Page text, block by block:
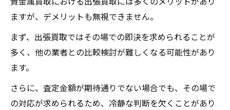
ますが、デメリットも無視できません。
まず、出張買取ではその場での即決を求められることが
多く、他の業者との比較検討が難しくなる可能性があり
ます。
さらに、査定金額が期待通りでない場合でも、その場で
の対応が求められるため、冷静な判断を欠くことがあり